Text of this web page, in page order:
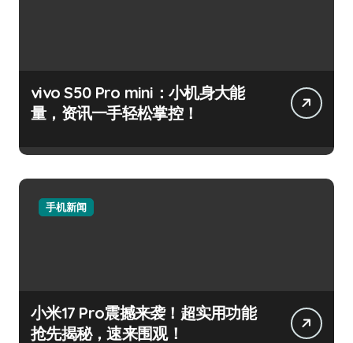
vivo S50 Pro mini：小机身大能
量，资讯一手轻松掌控！
手机新闻
小米17 Pro震撼来袭！超实用功能
抢先揭秘，速来围观！